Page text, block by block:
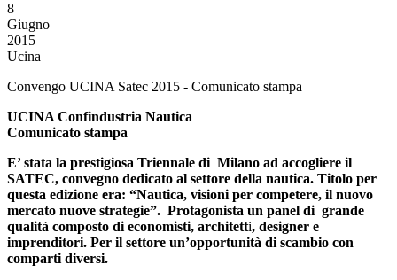
8
Giugno
2015
Ucina
Convengo UCINA Satec 2015 - Comunicato stampa
UCINA Confindustria Nautica
Comunicato stampa
E’ stata la prestigiosa Triennale di Milano ad accogliere il
SATEC, convegno dedicato al settore della nautica. Titolo per
questa edizione era: “Nautica, visioni per competere, il nuovo
mercato nuove strategie”. Protagonista un panel di grande
qualità composto di economisti, architetti, designer e
imprenditori. Per il settore un’opportunità di scambio con
comparti diversi.